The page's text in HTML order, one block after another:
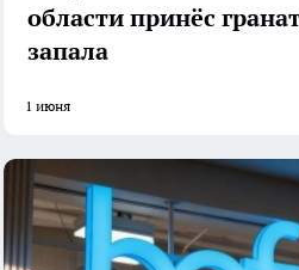
области принёс
запала
1 июня